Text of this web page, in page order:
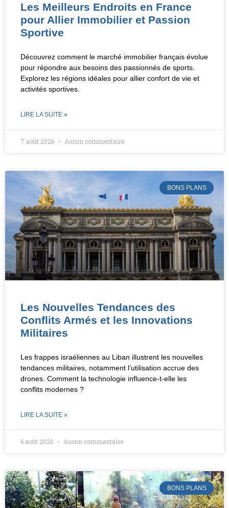
Les Meilleurs Endroits en France
pour Allier Immobilier et Passion
Sportive
Découvrez comment le marché immobilier français évolue
pour répondre aux besoins des passionnés de sports.
Explorez les régions idéales pour allier confort de vie et
activités sportives.
LIRE LA SUITE »
7 août 2026 Aucun commentaire
BONS PLANS
Les Nouvelles Tendances des
Conflits Armés et les Innovations
Militaires
Les frappes israéliennes au Liban illustrent les nouvelles
tendances militaires, notamment l’utilisation accrue des
drones. Comment la technologie influence-t-elle les
conflits modernes ?
LIRE LA SUITE »
6 août 2026 Aucun commentaire
BONS PLANS